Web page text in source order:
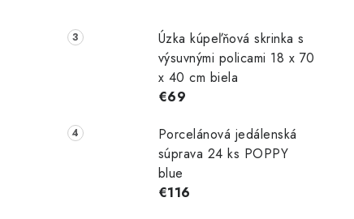
Úzka kúpeľňová skrinka s
výsuvnými policami 18 x 70
x 40 cm biela
€69
Porcelánová jedálenská
súprava 24 ks POPPY
blue
€116